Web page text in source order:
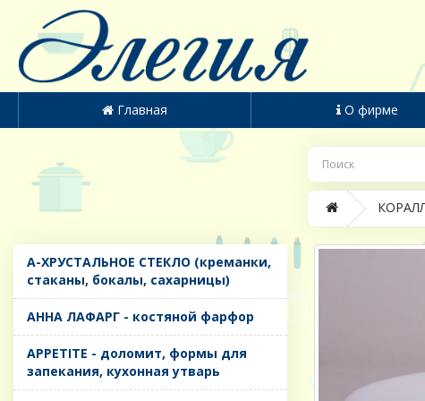
Главная О фирме
A-ХРУСТАЛЬНОЕ СТЕКЛО (креманки,
стаканы, бокалы, сахарницы)
AHHA ЛАФАРГ - костяной фарфор
APPETITE - доломит, формы для
запекания, кухонная утварь